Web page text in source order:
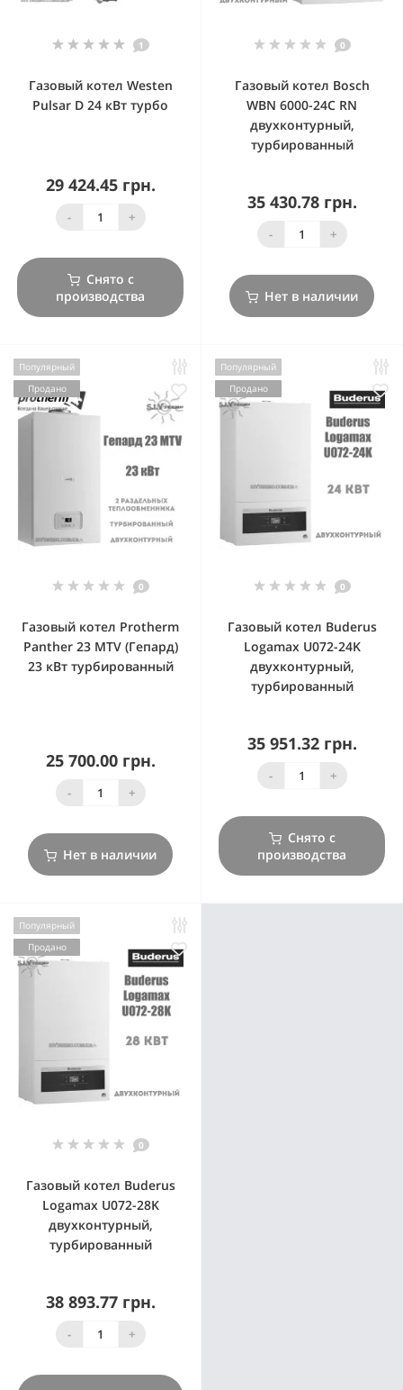
1
Газовый котел Westen
Pulsar D 24 кВт турбо
29 424.45 грн.
- +
Снято с
производства
0
Газовый котел Bosch
WBN 6000-24C RN
двухконтурный,
турбированный
35 430.78 грн.
- +
Нет в наличии
Популярный
Продано
0
Газовый котел Protherm
Panther 23 MTV (Гепард)
23 кВт турбированный
25 700.00 грн.
- +
Нет в наличии
Популярный
Продано
0
Газовый котел Buderus
Logamax U072-24K
двухконтурный,
турбированный
35 951.32 грн.
- +
Снято с
производства
Популярный
Продано
0
Газовый котел Buderus
Logamax U072-28K
двухконтурный,
турбированный
38 893.77 грн.
- +